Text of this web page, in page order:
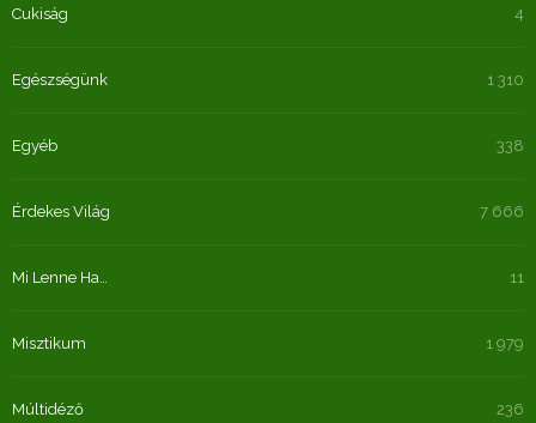
Cukiság 4
Egészségünk 1 310
Egyéb 338
Érdekes Világ 7 666
Mi Lenne Ha… 11
Misztikum 1 979
Múltidéző 236